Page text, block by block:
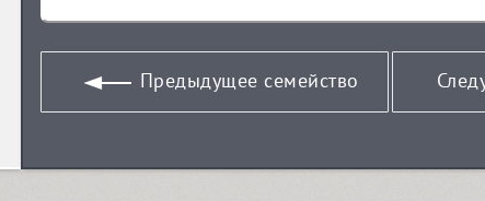
Предыдущее семейство